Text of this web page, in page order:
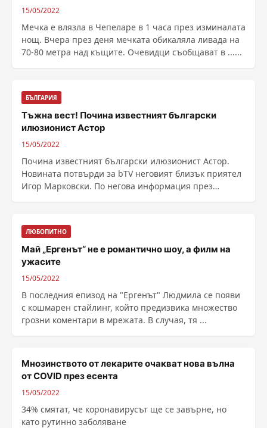
15/05/2022
Мечка е влязла в Чепеларе в 1 часа през изминалата
нощ. Вчера през деня мечката обикаляла ливада на
70-80 метра над къщите. Очевидци съобщават в ......
БЪЛГАРИЯ
Тъжна вест! Почина известният български
илюзионист Астор
15/05/2022
Почина известният български илюзионист Астор.
Новината потвърди за bTV неговият близък приятел
Игор Марковски. По негова информация през
ЛЮБОПИТНО
Май „Ергенът“ не е романтично шоу, а филм на
ужасите
15/05/2022
В последния епизод на "Ергенът" Людмила се появи
с кошмарен стайлинг, който предизвика множество
грозни коментари в мрежата. В случая, тя ...
Мнозинството от лекарите очакват нова вълна
от COVID през есента
15/05/2022
34% смятат, че коронавирусът ще се завърне, но
като рутинно заболяване